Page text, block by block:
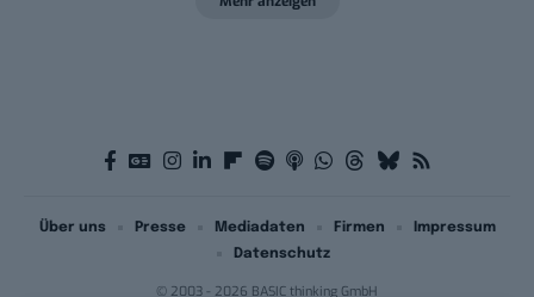
© 2003 - 2026 BASIC thinking GmbH
Über uns Presse Mediadaten Firmen
Impressum
Datenschutz